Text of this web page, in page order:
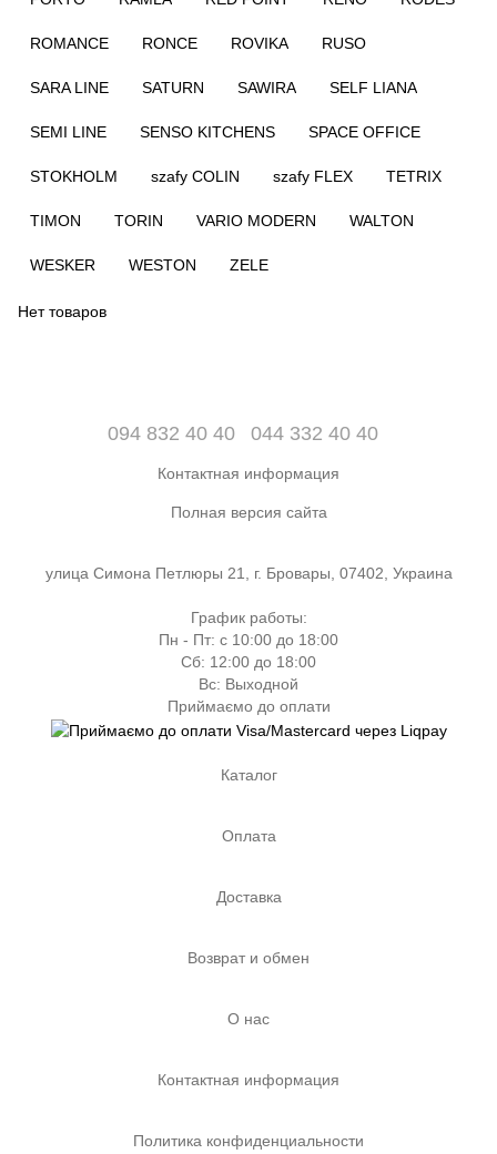
ROMANCE RONCE ROVIKA RUSO
SARA LINE SATURN SAWIRA SELF LIANA
SEMI LINE SENSO KITCHENS SPACE OFFICE
STOKHOLM szafy COLIN szafy FLEX TETRIX
TIMON TORIN VARIO MODERN WALTON
WESKER WESTON ZELE
Нет товаров
094 832 40 40 044 332 40 40
Контактная информация
Полная версия сайта
улица Симона Петлюры 21, г. Бровары, 07402, Украина
График работы:
Пн - Пт: с 10:00 до 18:00
Сб: 12:00 до 18:00
Вс: Выходной
Приймаємо до оплати
Каталог
Оплата
Доставка
Возврат и обмен
О нас
Контактная информация
Политика конфиденциальности